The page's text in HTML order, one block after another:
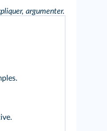
argumenter.